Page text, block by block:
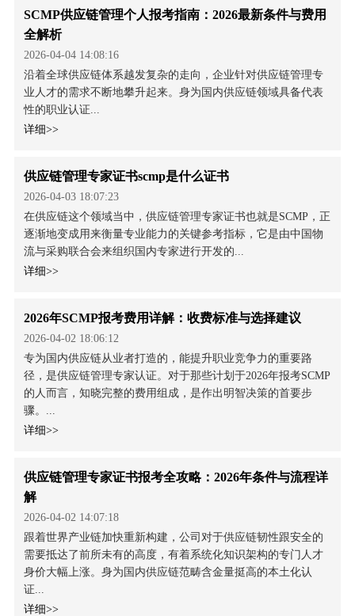
SCMP供应链管理个人报考指南：2026最新条件与费用
全解析
2026-04-04 14:08:16
沿着全球供应链体系越发复杂的走向，企业针对供应链管理专
业人才的需求不断地攀升起来。身为国内供应链领域具备代表
性的职业认证...
详细>>
供应链管理专家证书scmp是什么证书
2026-04-03 18:07:23
在供应链这个领域当中，供应链管理专家证书也就是SCMP，正
逐渐地变成用来衡量专业能力的关键参考指标，它是由中国物
流与采购联合会来组织国内专家进行开发的...
详细>>
2026年SCMP报考费用详解：收费标准与选择建议
2026-04-02 18:06:12
专为国内供应链从业者打造的，能提升职业竞争力的重要路
径，是供应链管理专家认证。对于那些计划于2026年报考SCMP
的人而言，知晓完整的费用组成，是作出明智决策的首要步
骤。...
详细>>
供应链管理专家证书报考全攻略：2026年条件与流程详
解
2026-04-02 14:07:18
跟着世界产业链加快重新构建，公司对于供应链韧性跟安全的
需要抵达了前所未有的高度，有着系统化知识架构的专门人才
身价大幅上涨。身为国内供应链范畴含金量挺高的本土化认
证...
详细>>